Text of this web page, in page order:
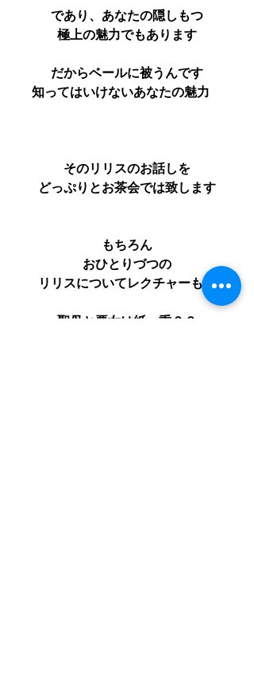
であり、あなたの隠しもつ
極上の魅力でもあります
だからベールに被うんです
知ってはいけないあなたの魅力
そのリリスのお話しを
どっぷりとお茶会では致します
もちろん
おひとりづつの
リリスについてレクチャーも。
聖母と悪女は紙一重？？